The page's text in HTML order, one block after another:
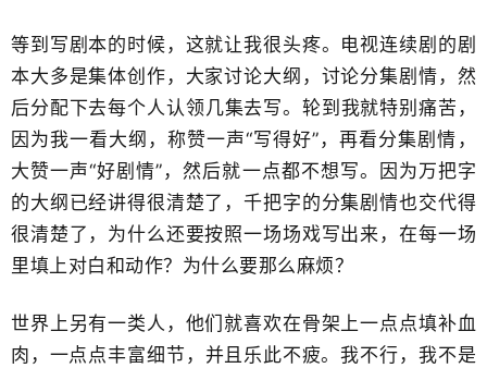
等到写剧本的时候，这就让我很头疼。电视连续剧的剧
本大多是集体创作，大家讨论大纲，讨论分集剧情，然
后分配下去每个人认领​几集去写。轮到我就特别痛苦，
因为我一看大纲，称赞一声“写得好”，再看分集剧情，
大赞一声“好剧情”​，然后就​一点都不想写。因为万把字
的大纲已经讲得很清楚了，千把字的分集剧情也交代得
很清楚了，为什么还要按照一场场戏写出来，在每一场
里填上​对白和动作？​为什么要那么麻烦？
世界上另有一类人，他们就喜欢在骨架上一点点填补血
肉，一点点丰富​细节，并且乐此不疲。我不行，​我不是